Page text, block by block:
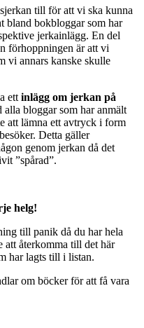
till för att vi ska kunna
bland bokbloggar som har
jerkainlägg. En del
förhoppningen är att vi
vi annars kanske skulle
ett inlägg om jerkan på
bloggar som har anmält
att lämna ett avtryck i form
Detta gäller
genom jerkan då det
”spårad”.
helg!
till panik då du har hela
återkomma till det här
har lagts till i listan.
om böcker för att få vara